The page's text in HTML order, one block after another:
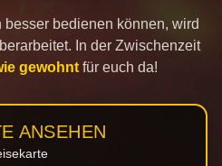
bedienen können, wird
In der Zwischenzeit
gewohnt für euch da!
ANSEHEN